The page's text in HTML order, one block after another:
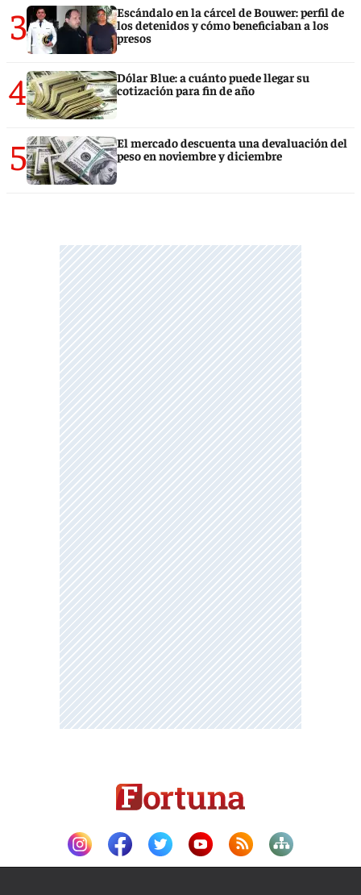
3
Escándalo en la cárcel de Bouwer: perfil de
los detenidos y cómo beneficiaban a los
presos
4
Dólar Blue: a cuánto puede llegar su
cotización para fin de año
5
El mercado descuenta una devaluación del
peso en noviembre y diciembre